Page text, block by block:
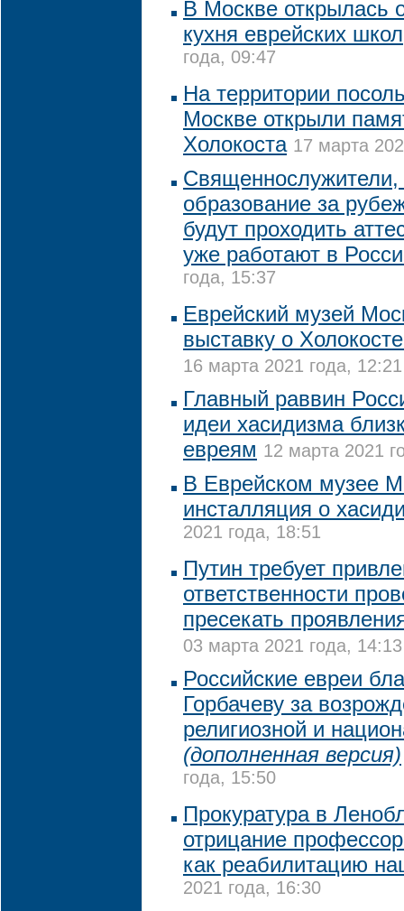
В Москве открылась
кухня еврейских школ
года, 09:47
На территории
Москве открыли
Холокоста 17 марта
образование за
будут проходить
уже работают в
года, 15:37
Еврейский музей
выставку о
16 марта 2021 года, 12:21
Главный раввин
идеи хасидизма
евреям 12 марта 2021
В Еврейском музее
инсталляция о
2021 года, 18:51
Путин требует
ответственности
пресекать
03 марта 2021 года, 14:13
Российские евреи
Горбачеву за
религиозной и
(дополненная версия)
года, 15:50
Прокуратура в
отрицание
как реабилитацию
2021 года, 16:30